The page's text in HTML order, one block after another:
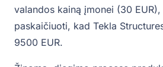
valandos kainą įmonei (30
paskaičiuoti, kad Tekla
9500 EUR.